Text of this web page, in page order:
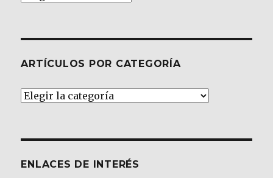
ARTÍCULOS POR CATEGORÍA
Artículos
ENLACES DE INTERÉS